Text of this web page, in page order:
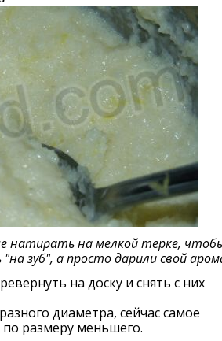
натирать на мелкой терке,
"на зуб", а просто дарили свой
на доску и снять с них
диаметра, сейчас самое
размеру меньшего.